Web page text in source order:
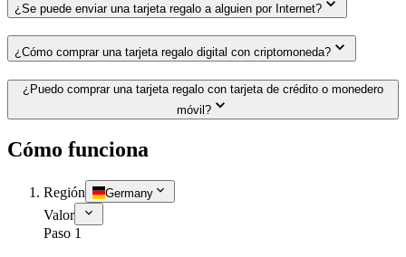
¿Se puede enviar una tarjeta regalo a alguien por Internet?
¿Cómo comprar una tarjeta regalo digital con criptomoneda?
¿Puedo comprar una tarjeta regalo con tarjeta de crédito o monedero
móvil?
Cómo funciona
Región Germany
Valor
Paso 1